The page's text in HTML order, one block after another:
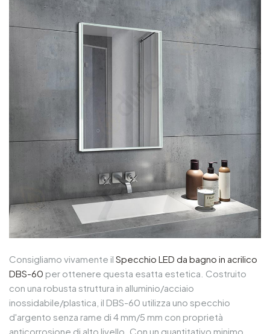
Consigliamo vivamente il Specchio LED da bagno in acrilico
DBS-60 per ottenere questa esatta estetica. Costruito
con una robusta struttura in alluminio/acciaio
inossidabile/plastica, il DBS-60 utilizza uno specchio
d'argento senza rame di 4 mm/5 mm con proprietà
anticorrosione di alto livello. Con un quantitativo minimo